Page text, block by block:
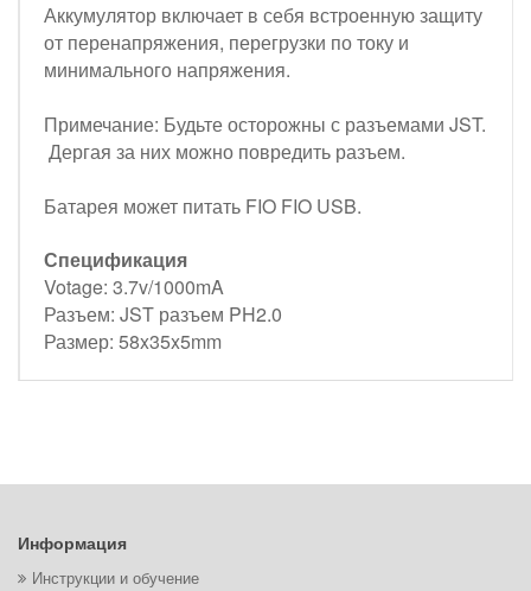
Аккумулятор включает в себя встроенную защиту
от перенапряжения, перегрузки по току и
минимального напряжения.
Примечание: Будьте осторожны с разъемами JST.
Дергая за них можно повредить разъем.
Батарея может питать FIO FIO USB.
Спецификация
Votage: 3.7v/1000mA
Разъем: JST разъем PH2.0
Размер: 58x35x5mm
Информация
Инструкции и обучение